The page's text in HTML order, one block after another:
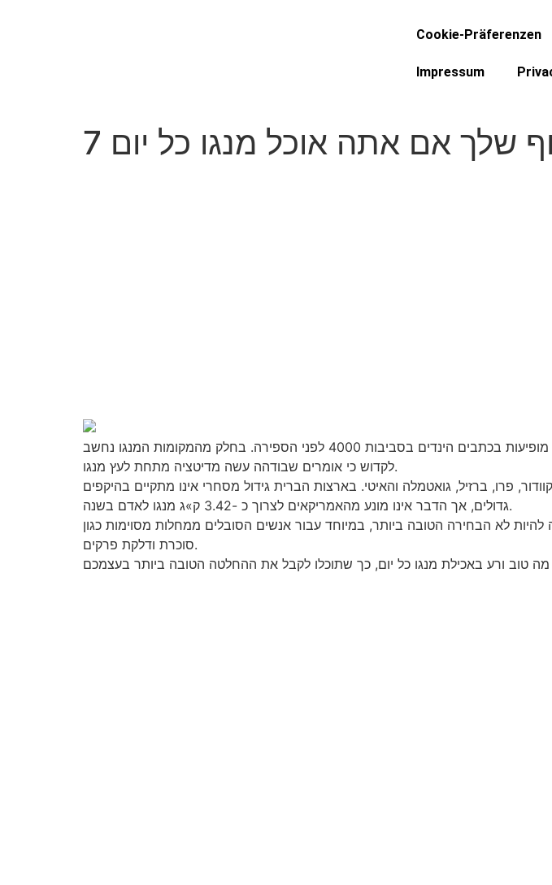
Cookie-Präferenzen
Impressum
שלך אם אתה אוכל מנגו כל יום
מנגו מתוק ועסיסי נהנים מזמן מפופולריות. ההתייחסויות המתועדות הראשונות למנגו מופיעות בכתבים הינדים בסביבות 4000 לפני הספירה. בחלק מהמקומות המנגו נחשב
לקדוש כי אומרים שבודהה עשה מדיטציה מתחת לעץ מנגו.
פרו, ברזיל, גואטמלה והאיטי. בארצות הברית גידול מסחרי אינו מתקיים בהיקפים
גדולים, אך הדבר אינו מונע מהאמריקאים לצרוך כ -3.42 ק»ג מנגו לאדם בשנה.
להיות לא הבחירה הטובה ביותר, במיוחד עבור אנשים הסובלים ממחלות מסוימות כגון
סוכרת ודלקת פרקים.